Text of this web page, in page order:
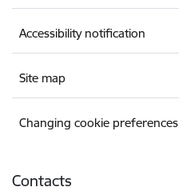
Accessibility notification
Site map
Changing cookie preferences
Contacts